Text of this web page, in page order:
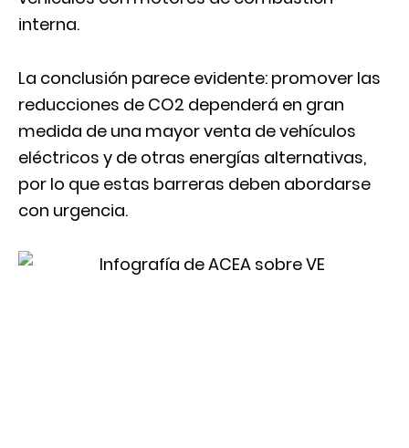
interna.
La conclusión parece evidente: promover las
reducciones de CO2 dependerá en gran
medida de una mayor venta de vehículos
eléctricos y de otras energías alternativas,
por lo que estas barreras deben abordarse
con urgencia.